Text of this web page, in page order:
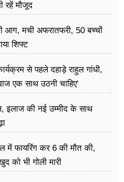
रहें मौजूद
आग, मची अफरातफरी, 50 बच्चों
शिफ्ट
से पहले दहाड़े राहुल गांधी,
एक साथ उठनी चाहिए'
इलाज की नई उम्मीद के साथ
में फायरिंग कर 6 की मौत की,
को भी गोली मारी